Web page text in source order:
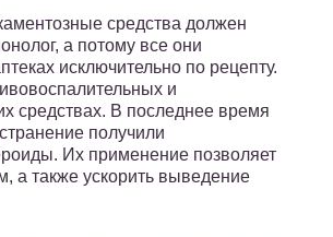
средства должен
а потому все они
исключительно по рецепту.
и
средствах. В последнее время
получили
Их применение позволяет
а также ускорить выведение